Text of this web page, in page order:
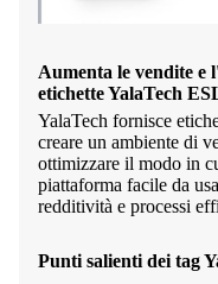
Aumenta le vendite e
etichette YalaTech
YalaTech fornisce
creare un ambiente di
ottimizzare il modo in
piattaforma facile da
redditività e processi
Punti salienti dei tag